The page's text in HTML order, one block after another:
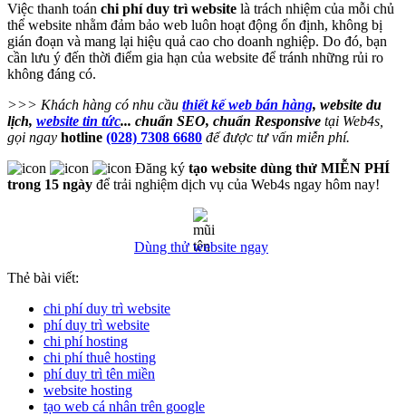
Việc thanh toán chi phí duy trì website là trách nhiệm của mỗi chủ
thể website nhằm đảm bảo web luôn hoạt động ổn định, không bị
gián đoạn và mang lại hiệu quả cao cho doanh nghiệp. Do đó, bạn
cần lưu ý đến thời điểm gia hạn của website để tránh những rủi ro
không đáng có.
>>> Khách hàng có nhu cầu thiết kế web bán hàng, website du
lịch, website tin tức... chuẩn SEO, chuẩn Responsive tại Web4s,
gọi ngay hotline (028) 7308 6680 để được tư vấn miễn phí.
Đăng ký tạo website dùng thử MIỄN PHÍ
trong 15 ngày để trải nghiệm dịch vụ của Web4s ngay hôm nay!
Dùng thử website ngay
Thẻ bài viết:
chi phí duy trì website
phí duy trì website
chi phí hosting
chi phí thuê hosting
phí duy trì tên miền
website hosting
tạo web cá nhân trên google